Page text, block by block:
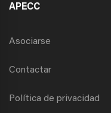
APECC
Asociarse
Contactar
Política de privacidad